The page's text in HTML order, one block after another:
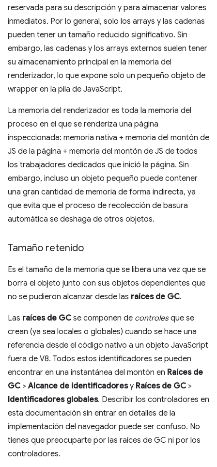
reservada para su descripción y para almacenar valores
inmediatos. Por lo general, solo los arrays y las cadenas
pueden tener un tamaño reducido significativo. Sin
embargo, las cadenas y los arrays externos suelen tener
su almacenamiento principal en la memoria del
renderizador, lo que expone solo un pequeño objeto de
wrapper en la pila de JavaScript.
La memoria del renderizador es toda la memoria del
proceso en el que se renderiza una página
inspeccionada: memoria nativa + memoria del montón de
JS de la página + memoria del montón de JS de todos
los trabajadores dedicados que inició la página. Sin
embargo, incluso un objeto pequeño puede contener
una gran cantidad de memoria de forma indirecta, ya
que evita que el proceso de recolección de basura
automática se deshaga de otros objetos.
Tamaño retenido
Es el tamaño de la memoria que se libera una vez que se
borra el objeto junto con sus objetos dependientes que
no se pudieron alcanzar desde las raíces de GC.
Las raíces de GC se componen de controlesque se
crean (ya sea locales o globales) cuando se hace una
referencia desde el código nativo a un objeto JavaScript
fuera de V8. Todos estos identificadores se pueden
encontrar en una instantánea del montón en Raíces de
GC >Alcance de identificadoresy Raíces de GC >
Identificadores globales. Describir los controladores en
esta documentación sin entrar en detalles de la
implementación del navegador puede ser confuso. No
tienes que preocuparte por las raíces de GC ni por los
controladores.